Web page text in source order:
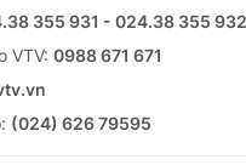
355 931 - 024.38 355 932
VTV: 0988 671 671
(024) 626 79595